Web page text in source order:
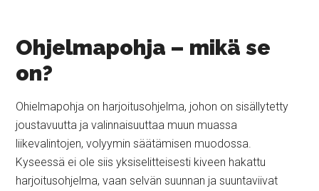
Ohjelmapohja – mikä se
on?
Ohielmapohja on harjoitusohjelma, johon on sisällytetty
joustavuutta ja valinnaisuuttaa muun muassa
liikevalintojen, volyymin säätämisen muodossa.
Kyseessä ei ole siis yksiselitteisesti kiveen hakattu
harjoitusohjelma, vaan selvän suunnan ja suuntaviivat